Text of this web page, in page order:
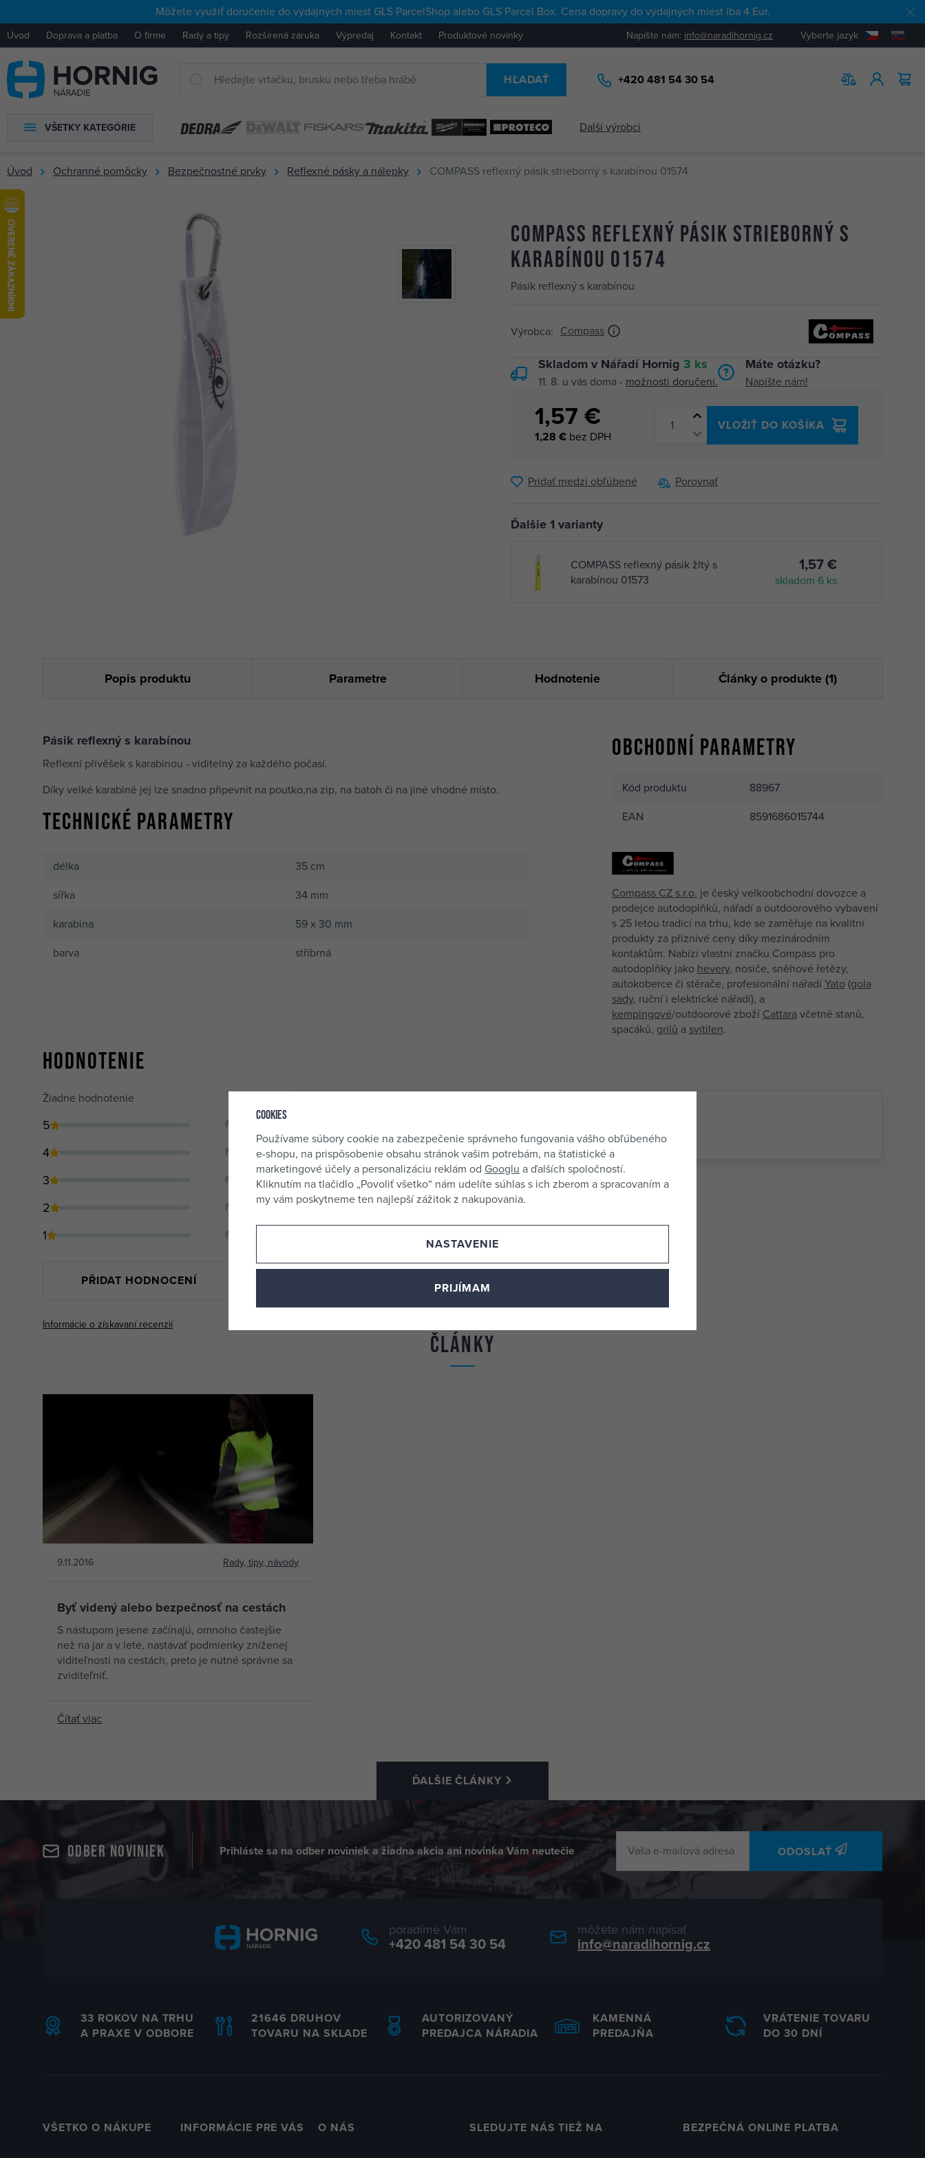
Môžete využiť doručenie do výdajných miest GLS ParcelShop alebo GLS Parcel Box. Cena dopravy do výdajných miest iba 4 Eur.
Úvod Doprava a platba O firme Rady a tipy Rozšírená záruka Výpredaj Kontakt Produktové novinky Napíšte nám: info@naradihornig.cz Vyberte jazyk
HĽADAŤ +420 481 54 30 54
VŠETKY KATEGÓRIE Další výrobci
Úvod Ochranné pomôcky Bezpečnostné prvky Reflexné pásky a nálepky COMPASS reflexný pásik strieborný s karabínou 01574
COMPASS reflexný pásik strieborný s
karabínou 01574
Pásik reflexný s karabínou
Výrobca: Compass
Skladom v Nářadí Hornig 3 ks
11. 8. u vás doma - možnosti doručení.
Máte otázku?
Napište nám!
1,57 €
1,28 € bez DPH
VLOŽIŤ DO KOŠÍKA
Pridať medzi obľúbené Porovnať
Ďalšie 1 varianty
COMPASS reflexný pásik žltý s
karabínou 01573
1,57 €
skladom 6 ks
Popis produktu Parametre Hodnotenie Články o produkte (1)
Pásik reflexný s karabínou
Reflexní přívěšek s karabinou - viditelný za každého počasí.
Díky velké karabině jej lze snadno připevnit na poutko,na zip, na batoh či na jiné vhodné místo.
Technické parametry
délka 35 cm
sířka 34 mm
karabina 59 x 30 mm
barva stříbrná
Obchodní parametry
Kód produktu 88967
EAN 8591686015744
Compass CZ s.r.o. je český velkoobchodní dovozce a
prodejce autodoplňků, nářadí a outdoorového vybavení
s 25 letou tradicí na trhu, kde se zaměřuje na kvalitní
produkty za příznivé ceny díky mezinárodním
kontaktům. Nabízí vlastní značku Compass pro
autodoplňky jako hevery, nosiče, sněhové řetězy,
autokoberce či stěrače, profesionální nářadí Yato (gola
sady, ruční i elektrické nářadí), a
kempingové/outdoorové zboží Cattara včetně stanů,
spacáků, grilů a svítilen.
Hodnotenie
Žiadne hodnotenie
5 (0)
4 (0)
3 (0)
2 (0)
1 (0)
PŘIDAT HODNOCENÍ
Informácie o získavaní recenzií
Informácie o získavaní recenzií
Články
9.11.2016 Rady, tipy, návody
Byť videný alebo bezpečnosť na cestách
S nástupom jesene začínajú, omnoho častejšie
než na jar a v lete, nastávať podmienky zníženej
viditeľnosti na cestách, preto je nutné správne sa
zviditeľniť.
Čítať viac
ĎALŠIE ČLÁNKY
Odber noviniek Prihláste sa na odber noviniek a žiadna akcia ani novinka Vám neutečie ODOSLAŤ
poradíme Vám
+420 481 54 30 54
môžete nám napísať
info@naradihornig.cz
33 ROKOV NA TRHU
A PRAXE V ODBORE
21646 DRUHOV
TOVARU NA SKLADE
AUTORIZOVANÝ
PREDAJCA NÁRADIA
KAMENNÁ
PREDAJŇA
VRÁTENIE TOVARU
DO 30 DNÍ
VŠETKO O NÁKUPE INFORMÁCIE PRE VÁS O NÁS SLEDUJTE NÁS TIEŽ NA BEZPEČNÁ ONLINE PLATBA
Cookies
Používame súbory cookie na zabezpečenie správneho fungovania vášho obľúbeného
e-shopu, na prispôsobenie obsahu stránok vašim potrebám, na štatistické a
marketingové účely a personalizáciu reklám od Googlu a ďalších spoločností.
Kliknutím na tlačidlo „Povoliť všetko“ nám udelíte súhlas s ich zberom a spracovaním a
my vám poskytneme ten najlepší zážitok z nakupovania.
NASTAVENIE
PRIJÍMAM